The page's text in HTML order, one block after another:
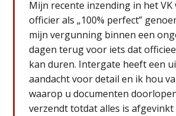
Mijn recente inzending in het VK
officier als „100% perfect”
mijn vergunning binnen een
dagen terug voor iets dat
kan duren. Intergate heeft een
aandacht voor detail en ik hou
waarop u documenten
verzendt totdat alles is afgevinkt